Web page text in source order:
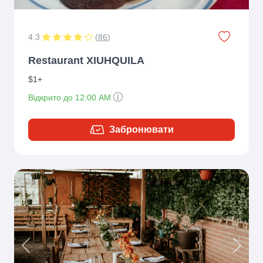
4.3 (86)
Restaurant XIUHQUILA
$1+
Відкрито до 12:00 AM
Забронювати
Previous Next